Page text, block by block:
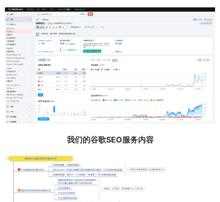
我们的谷歌SEO服务内容